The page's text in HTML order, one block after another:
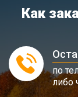
Как
по
либо